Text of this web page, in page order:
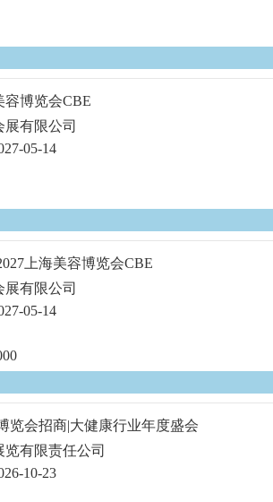
容博览会CBE
有限公司
05-14
上海美容博览会CBE
有限公司
05-14
览会招商|大健康行业年度盛会
有限责任公司
10-23